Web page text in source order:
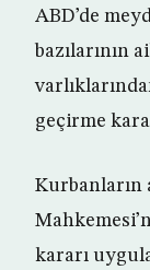
ABD’de
bazılarının
geçirme
Kurbanların
kararı